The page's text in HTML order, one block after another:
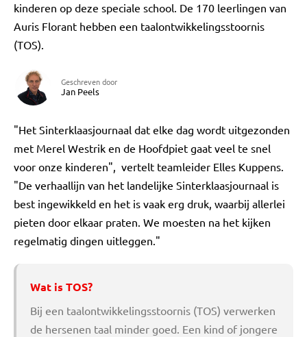
kinderen op deze speciale school. De 170 leerlingen van
Auris Florant hebben een taalontwikkelingsstoornis
(TOS).
Geschreven door
Jan Peels
"Het Sinterklaasjournaal dat elke dag wordt uitgezonden
met Merel Westrik en de Hoofdpiet gaat veel te snel
voor onze kinderen", vertelt teamleider Elles Kuppens.
"De verhaallijn van het landelijke Sinterklaasjournaal is
best ingewikkeld en het is vaak erg druk, waarbij allerlei
pieten door elkaar praten. We moesten na het kijken
regelmatig dingen uitleggen."
Wat is TOS?
Bij een taalontwikkelingsstoornis (TOS) verwerken
de hersenen taal minder goed. Een kind of jongere